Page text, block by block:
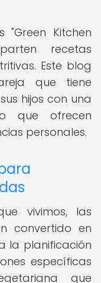
Kitchen
recetas
Este blog
que tiene
hijos con una
que ofrecen
personales.
vivimos, las
convertido en
la planificación
específicas
que